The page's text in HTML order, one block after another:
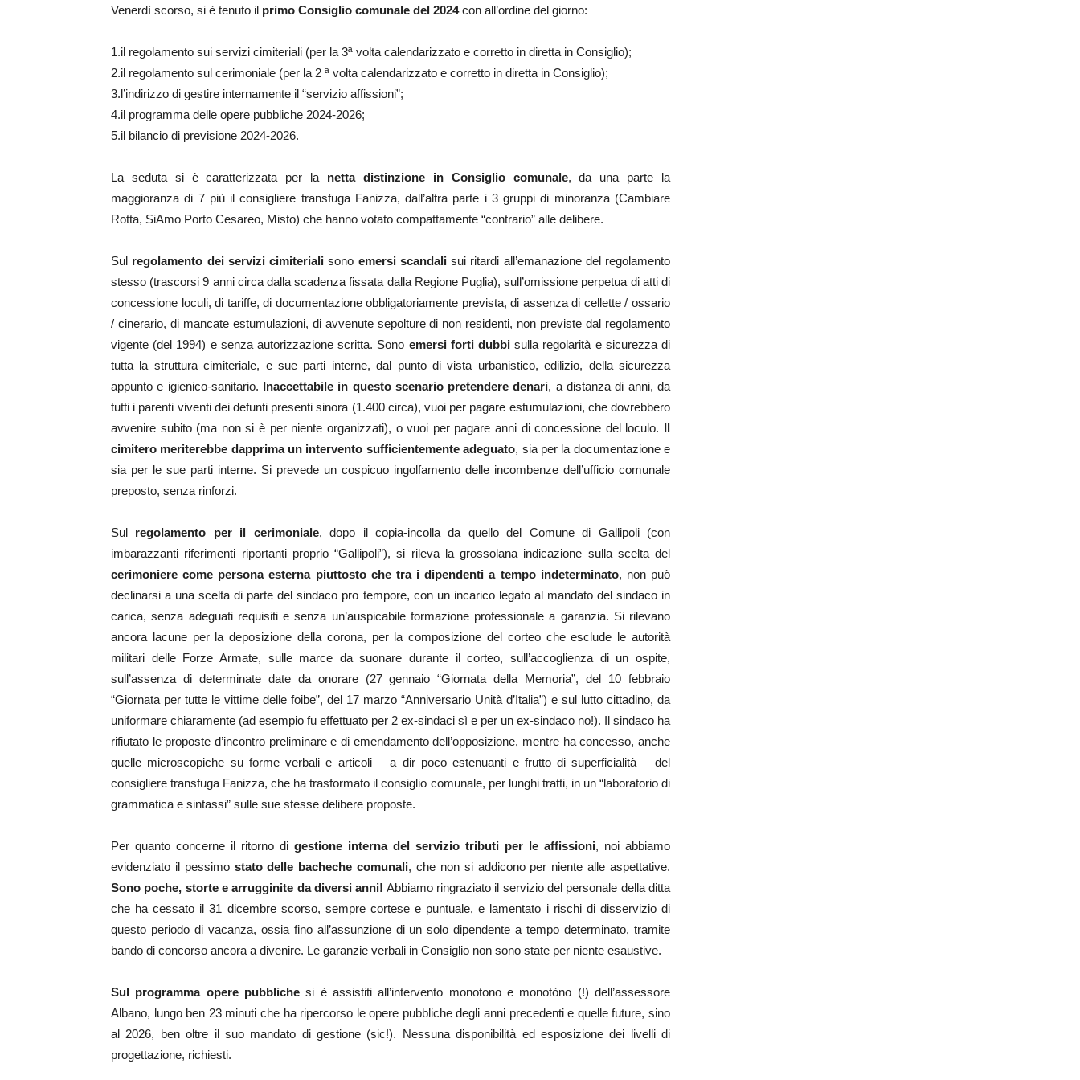
Venerdì scorso, si è tenuto il primo Consiglio comunale del 2024con all’ordine del giorno:
1.il regolamento sui servizi cimiteriali (per la 3ª volta calendarizzato e corretto in diretta in Consiglio);
2.il regolamento sul cerimoniale (per la 2 ª volta calendarizzato e corretto in diretta in Consiglio);
3.l’indirizzo di gestire internamente il “servizio affissioni”;
4.il programma delle opere pubbliche 2024-2026;
5.il bilancio di previsione 2024-2026.
La seduta si è caratterizzata per la netta distinzione in Consiglio comunale, da una parte la
maggioranza di 7 più il consigliere transfuga Fanizza, dall’altra parte i 3 gruppi di minoranza (Cambiare
Rotta, SiAmo Porto Cesareo, Misto) che hanno votato compattamente “contrario” alle delibere.
Sul regolamento dei servizi cimiteriali sono emersi scandalisui ritardi all’emanazione del regolamento
stesso (trascorsi 9 anni circa dalla scadenza fissata dalla Regione Puglia), sull’omissione perpetua di atti di
concessione loculi, di tariffe, di documentazione obbligatoriamente prevista, di assenza di cellette / ossario
/ cinerario, di mancate estumulazioni, di avvenute sepolture di non residenti, non previste dal regolamento
vigente (del 1994) e senza autorizzazione scritta. Sono emersi forti dubbi sulla regolarità e sicurezza di
tutta la struttura cimiteriale, e sue parti interne, dal punto di vista urbanistico, edilizio, della sicurezza
appunto e igienico-sanitario. Inaccettabile in questo scenario pretendere denari, a distanza di anni, da
tutti i parenti viventi dei defunti presenti sinora (1.400 circa), vuoi per pagare estumulazioni, che dovrebbero
avvenire subito (ma non si è per niente organizzati), o vuoi per pagare anni di concessione del loculo. Il
cimitero meriterebbe dapprima un intervento sufficientemente adeguato, sia per la documentazione e
sia per le sue parti interne. Si prevede un cospicuo ingolfamento delle incombenze dell’ufficio comunale
preposto, senza rinforzi.
Sul regolamento per il cerimoniale, dopo il copia-incolla da quello del Comune di Gallipoli (con
imbarazzanti riferimenti riportanti proprio “Gallipoli”), si rileva la grossolana indicazione sulla scelta del
cerimoniere come persona esterna piuttosto che tra i dipendenti a tempo indeterminato, non può
declinarsi a una scelta di parte del sindaco pro tempore, con un incarico legato al mandato del sindaco in
carica, senza adeguati requisiti e senza un’auspicabile formazione professionale a garanzia. Si rilevano
ancora lacune per la deposizione della corona, per la composizione del corteo che esclude le autorità
militari delle Forze Armate, sulle marce da suonare durante il corteo, sull’accoglienza di un ospite,
sull’assenza di determinate date da onorare (27 gennaio “Giornata della Memoria”, del 10 febbraio
“Giornata per tutte le vittime delle foibe”, del 17 marzo “Anniversario Unità d’Italia”) e sul lutto cittadino, da
uniformare chiaramente (ad esempio fu effettuato per 2 ex-sindaci sì e per un ex-sindaco no!). Il sindaco ha
rifiutato le proposte d’incontro preliminare e di emendamento dell’opposizione, mentre ha concesso, anche
quelle microscopiche su forme verbali e articoli – a dir poco estenuanti e frutto di superficialità – del
consigliere transfuga Fanizza, che ha trasformato il consiglio comunale, per lunghi tratti, in un “laboratorio di
grammatica e sintassi” sulle sue stesse delibere proposte.
Per quanto concerne il ritorno di gestione interna del servizio tributi per le affissioni, noi abbiamo
evidenziato il pessimo stato delle bacheche comunali, che non si addicono per niente alle aspettative.
Sono poche, storte e arrugginite da diversi anni! Abbiamo ringraziato il servizio del personale della ditta
che ha cessato il 31 dicembre scorso, sempre cortese e puntuale, e lamentato i rischi di disservizio di
questo periodo di vacanza, ossia fino all’assunzione di un solo dipendente a tempo determinato, tramite
bando di concorso ancora a divenire. Le garanzie verbali in Consiglio non sono state per niente esaustive.
Sul programma opere pubblichesi è assistiti all’intervento monotono e monotòno (!) dell’assessore
Albano, lungo ben 23 minuti che ha ripercorso le opere pubbliche degli anni precedenti e quelle future, sino
al 2026, ben oltre il suo mandato di gestione (sic!). Nessuna disponibilità ed esposizione dei livelli di
progettazione, richiesti.